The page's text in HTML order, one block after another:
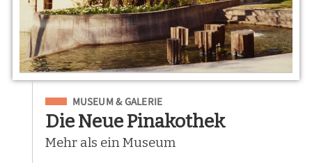
Eingeordnet unter
MUSEUM & GALERIE
Die Neue Pinakothek
Mehr als ein Museum